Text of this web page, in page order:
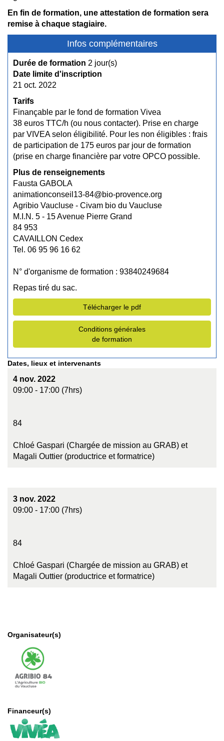
En fin de formation, une attestation de formation sera
remise à chaque stagiaire.
Infos complémentaires
Durée de formation 2 jour(s)
Date limite d'inscription
21 oct. 2022
Tarifs
Finançable par le fond de formation Vivea
38 euros TTC/h (ou nous contacter). Prise en charge
par VIVEA selon éligibilité. Pour les non éligibles : frais
de participation de 175 euros par jour de formation
(prise en charge financière par votre OPCO possible.
Plus de renseignements
Fausta GABOLA
animationconseil13-84@bio-provence.org
Agribio Vaucluse - Civam bio du Vaucluse
M.I.N. 5 - 15 Avenue Pierre Grand
84 953
CAVAILLON Cedex
Tel. 06 95 96 16 62
N° d'organisme de formation : 93840249684
Repas tiré du sac.
Télécharger le pdf
Conditions générales
de formation
Dates, lieux et intervenants
4 nov. 2022
09:00 - 17:00 (7hrs)
84
Chloé Gaspari (Chargée de mission au GRAB) et
Magali Outtier (productrice et formatrice)
3 nov. 2022
09:00 - 17:00 (7hrs)
84
Chloé Gaspari (Chargée de mission au GRAB) et
Magali Outtier (productrice et formatrice)
Organisateur(s)
Financeur(s)